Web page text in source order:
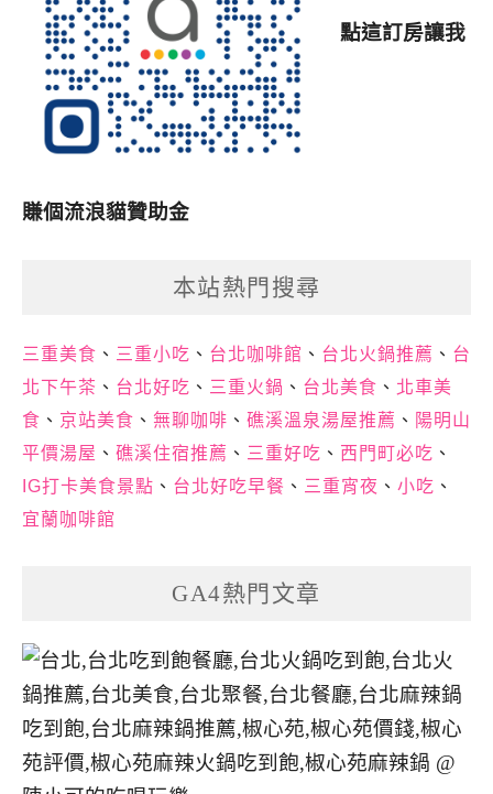
點這訂房讓我
賺個流浪貓贊助金
本站熱門搜尋
三重美食 、 三重小吃 、 台北咖啡館 、 台北火鍋推薦 、 台
北下午茶 、 台北好吃 、 三重火鍋 、 台北美食 、 北車美
食 、 京站美食 、 無聊咖啡 、 礁溪溫泉湯屋推薦 、 陽明山
平價湯屋 、 礁溪住宿推薦 、 三重好吃 、 西門町必吃 、
IG打卡美食景點 、 台北好吃早餐 、 三重宵夜 、 小吃 、
宜蘭咖啡館
GA4熱門文章